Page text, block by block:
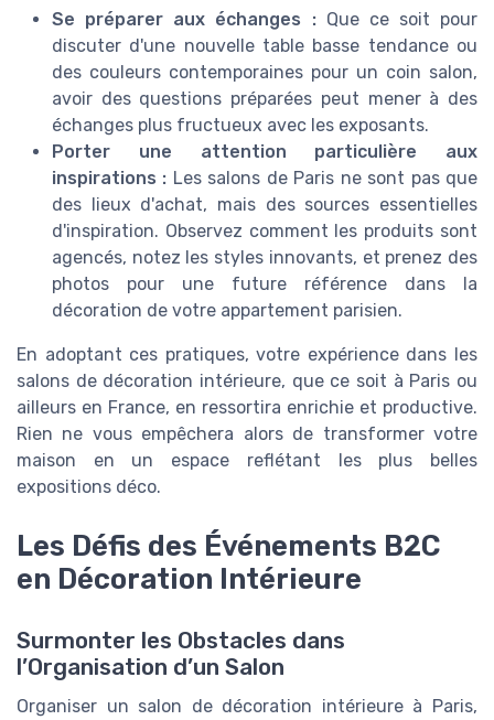
Se préparer aux échanges :Que ce soit pour
discuter d'une nouvelle table basse tendance ou
des couleurs contemporaines pour un coin salon,
avoir des questions préparées peut mener à des
échanges plus fructueux avec les exposants.
Porter une attention particulière aux
inspirations : Les salons de Paris ne sont pas que
des lieux d'achat, mais des sources essentielles
d'inspiration. Observez comment les produits sont
agencés, notez les styles innovants, et prenez des
photos pour une future référence dans la
décoration de votre appartement parisien.
En adoptant ces pratiques, votre expérience dans les
salons de décoration intérieure, que ce soit à Paris ou
ailleurs en France, en ressortira enrichie et productive.
Rien ne vous empêchera alors de transformer votre
maison en un espace reflétant les plus belles
expositions déco.
Les Défis des Événements B2C
en Décoration Intérieure
Surmonter les Obstacles dans
l’Organisation d’un Salon
Organiser un salon de décoration intérieure à Paris,